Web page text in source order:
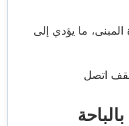
المبنى، ما يؤدي إلى
اتصل